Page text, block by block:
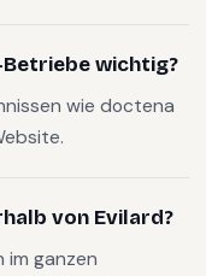
wichtig?
wie doctena
von Evilard?
im ganzen